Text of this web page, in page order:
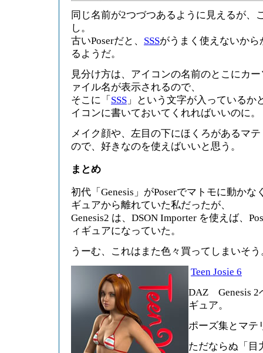
同じ名前が2つづつあるように見えるが、
し。
古いPoserだと、 SSSがうまく使えないか
るようだ。
見分け方は、アイコンの名前のとこにカ
ァイル名が表示されるので、
そこに「 SSS 」という文字が入っているか
イコンに書いておいてくれればいいのに。
メイク顔や、左目の下にほくろがあるマ
ので、好きなのを使えばいいと思う。
まとめ
初代「Genesis」がPoserでマトモに動か
ギュアから離れていた私だったが、
Genesis2 は、DSON Importer を使えば、
ィギュアになっていた。
うーむ、これはまた色々買ってしまいそ
Teen Josie 6
DAZ Genesis 2
ギュア。
ポーズ集とマテ
ただならぬ「目